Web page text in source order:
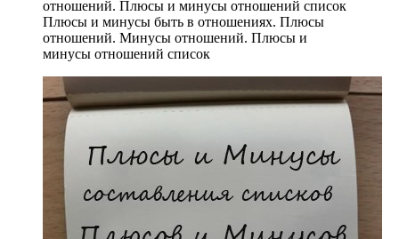
Плюсы и минусы быть в отношениях. Плюсы
отношений. Минусы отношений. Плюсы и
минусы отношений список